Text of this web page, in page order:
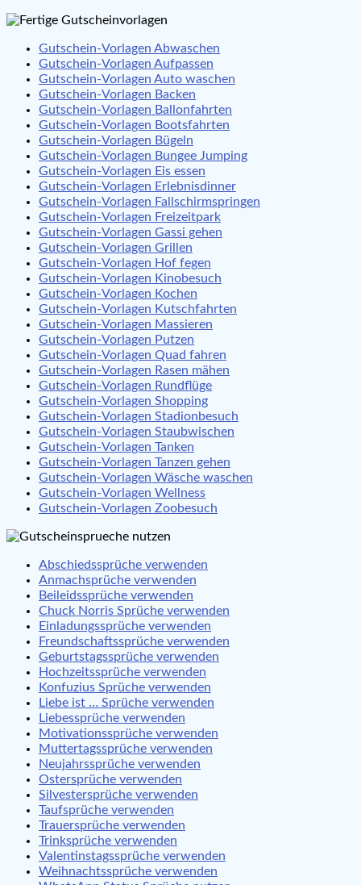
Gutschein-Vorlagen Abwaschen
Gutschein-Vorlagen Aufpassen
Gutschein-Vorlagen Auto waschen
Gutschein-Vorlagen Backen
Gutschein-Vorlagen Ballonfahrten
Gutschein-Vorlagen Bootsfahrten
Gutschein-Vorlagen Bügeln
Gutschein-Vorlagen Bungee Jumping
Gutschein-Vorlagen Eis essen
Gutschein-Vorlagen Erlebnisdinner
Gutschein-Vorlagen Fallschirmspringen
Gutschein-Vorlagen Freizeitpark
Gutschein-Vorlagen Gassi gehen
Gutschein-Vorlagen Grillen
Gutschein-Vorlagen Hof fegen
Gutschein-Vorlagen Kinobesuch
Gutschein-Vorlagen Kochen
Gutschein-Vorlagen Kutschfahrten
Gutschein-Vorlagen Massieren
Gutschein-Vorlagen Putzen
Gutschein-Vorlagen Quad fahren
Gutschein-Vorlagen Rasen mähen
Gutschein-Vorlagen Rundflüge
Gutschein-Vorlagen Shopping
Gutschein-Vorlagen Stadionbesuch
Gutschein-Vorlagen Staubwischen
Gutschein-Vorlagen Tanken
Gutschein-Vorlagen Tanzen gehen
Gutschein-Vorlagen Wäsche waschen
Gutschein-Vorlagen Wellness
Gutschein-Vorlagen Zoobesuch
Abschiedssprüche verwenden
Anmachsprüche verwenden
Beileidssprüche verwenden
Chuck Norris Sprüche verwenden
Einladungssprüche verwenden
Freundschaftssprüche verwenden
Geburtstagssprüche verwenden
Hochzeitssprüche verwenden
Konfuzius Sprüche verwenden
Liebe ist … Sprüche verwenden
Liebessprüche verwenden
Motivationssprüche verwenden
Muttertagssprüche verwenden
Neujahrssprüche verwenden
Ostersprüche verwenden
Silvestersprüche verwenden
Taufsprüche verwenden
Trauersprüche verwenden
Trinksprüche verwenden
Valentinstagssprüche verwenden
Weihnachtssprüche verwenden